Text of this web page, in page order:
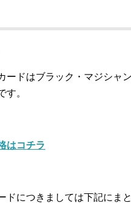
ードはブラック・マジシャ
す。
はコチラ
ドにつきましては下記にまと